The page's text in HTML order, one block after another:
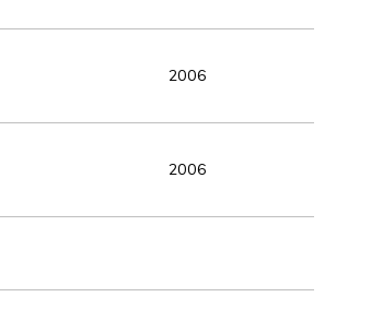
2006
2006